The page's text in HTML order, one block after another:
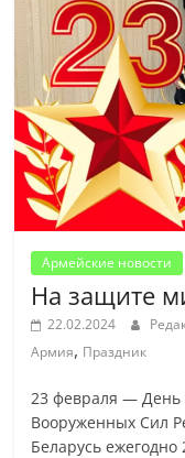
Армейские новости
На защите
22.02.2024
Армия, Праздник
23 февраля — День
Вооруженных Сил
Беларусь